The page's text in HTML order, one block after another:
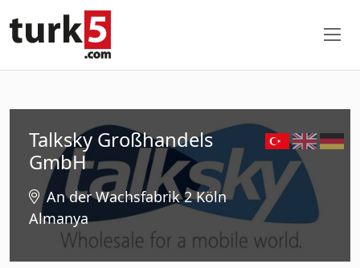
Talksky Großhandels
GmbH
An der Wachsfabrik 2 Köln
Almanya